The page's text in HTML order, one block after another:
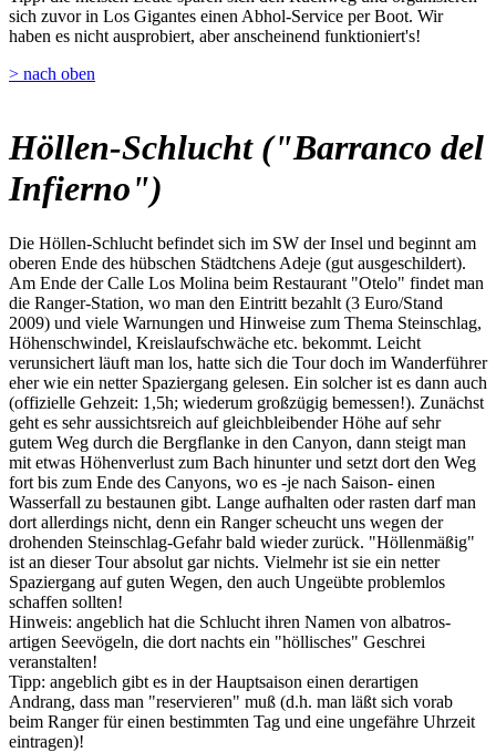
sich zuvor in Los Gigantes einen Abhol-Service per Boot. Wir
haben es nicht ausprobiert, aber anscheinend funktioniert's!
> nach oben
Höllen-Schlucht ("Barranco del
Infierno")
Die Höllen-Schlucht befindet sich im SW der Insel und beginnt am
oberen Ende des hübschen Städtchens Adeje (gut ausgeschildert).
Am Ende der Calle Los Molina beim Restaurant "Otelo" findet man
die Ranger-Station, wo man den Eintritt bezahlt (3 Euro/Stand
2009) und viele Warnungen und Hinweise zum Thema Steinschlag,
Höhenschwindel, Kreislaufschwäche etc. bekommt. Leicht
verunsichert läuft man los, hatte sich die Tour doch im Wanderführer
eher wie ein netter Spaziergang gelesen. Ein solcher ist es dann auch
(offizielle Gehzeit: 1,5h; wiederum großzügig bemessen!). Zunächst
geht es sehr aussichtsreich auf gleichbleibender Höhe auf sehr
gutem Weg durch die Bergflanke in den Canyon, dann steigt man
mit etwas Höhenverlust zum Bach hinunter und setzt dort den Weg
fort bis zum Ende des Canyons, wo es -je nach Saison- einen
Wasserfall zu bestaunen gibt. Lange aufhalten oder rasten darf man
dort allerdings nicht, denn ein Ranger scheucht uns wegen der
drohenden Steinschlag-Gefahr bald wieder zurück. "Höllenmäßig"
ist an dieser Tour absolut gar nichts. Vielmehr ist sie ein netter
Spaziergang auf guten Wegen, den auch Ungeübte problemlos
schaffen sollten!
Hinweis: angeblich hat die Schlucht ihren Namen von albatros-
artigen Seevögeln, die dort nachts ein "höllisches" Geschrei
veranstalten!
Tipp: angeblich gibt es in der Hauptsaison einen derartigen
Andrang, dass man "reservieren" muß (d.h. man läßt sich vorab
beim Ranger für einen bestimmten Tag und eine ungefähre Uhrzeit
eintragen)!